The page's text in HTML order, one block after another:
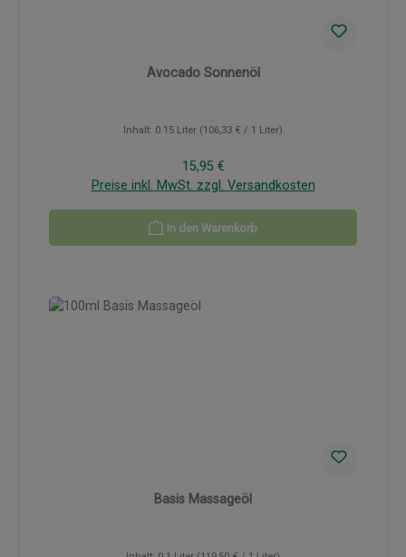
Avocado Sonnenöl
Inhalt: 0.15 Liter (106,33 € / 1 Liter)
Regulärer Preis:
15,95 €
Preise inkl. MwSt. zzgl. Versandkosten
In den Warenkorb
Basis Massageöl